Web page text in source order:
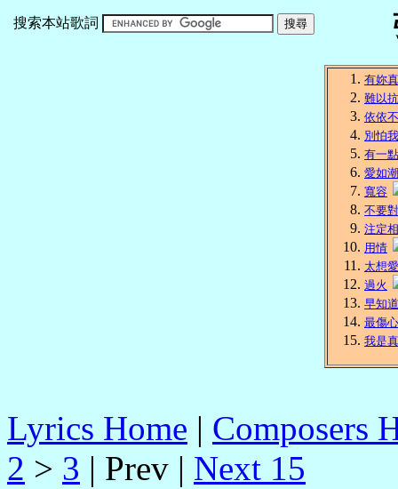
搜索本站歌詞
有妳
難以
依依
別怕
有一
愛如
寬容
不要
注定
用情
太想
過火
早知
最傷
我是
Lyrics Home | Composers
2 > 3 | Prev | Next 15